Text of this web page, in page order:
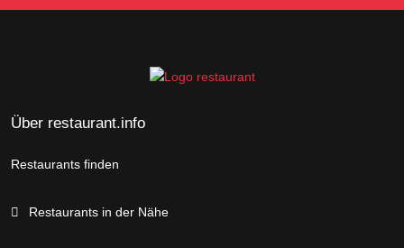
Über restaurant.info
Restaurants finden
Restaurants in der Nähe